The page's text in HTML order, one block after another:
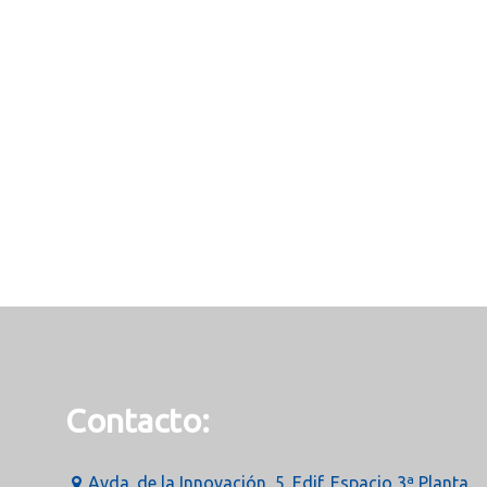
Contacto:
Avda. de la Innovación, 5. Edif. Espacio 3ª Planta